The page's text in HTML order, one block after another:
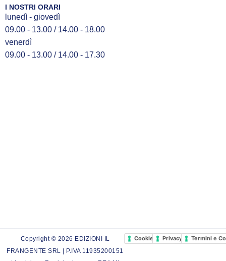
I NOSTRI ORARI
lunedì - giovedì
09.00 - 13.00 / 14.00 - 18.00
venerdì
09.00 - 13.00 / 14.00 - 17.30
Copyright © 2026 EDIZIONI IL
FRANGENTE SRL | P.IVA 11935200151
Cookie PolicyPrivacy PolicyTermini e